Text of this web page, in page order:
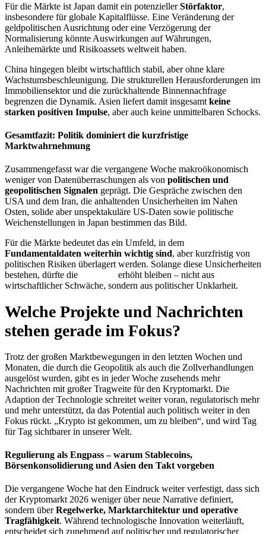
Für die Märkte ist Japan damit ein potenziellerStörfaktor,
insbesondere für globale Kapitalflüsse. Eine Veränderung der
geldpolitischen Ausrichtung oder eine Verzögerung der
Normalisierung könnte Auswirkungen auf Währungen,
Anleihemärkte und Risikoassets weltweit haben.
China hingegen bleibt wirtschaftlich stabil, aber ohne klare
Wachstumsbeschleunigung. Die strukturellen Herausforderungen im
Immobiliensektor und die zurückhaltende Binnennachfrage
begrenzen die Dynamik. Asien liefert damit insgesamt keine
starken positiven Impulse, aber auch keine unmittelbaren Schocks.
Gesamtfazit: Politik dominiert die kurzfristige
Marktwahrnehmung
Zusammengefasst war die vergangene Woche makroökonomisch
weniger von Datenüberraschungen als von politischen und
geopolitischen Signalen geprägt. Die Gespräche zwischen den
USA und dem Iran, die anhaltenden Unsicherheiten im Nahen
Osten, solide aber unspektakuläre US-Daten sowie politische
Weichenstellungen in Japan bestimmen das Bild.
Für die Märkte bedeutet das ein Umfeld, in dem
Fundamentaldaten weiterhin wichtig sind, aber kurzfristig von
politischen Risiken überlagert werden. Solange diese Unsicherheiten
bestehen, dürfte die
erhöht bleiben – nicht aus
wirtschaftlicher Schwäche, sondern aus politischer Unklarheit.
Welche Projekte und Nachrichten
stehen gerade im Fokus?
Trotz der großen Marktbewegungen in den letzten Wochen und
Monaten, die durch die Geopolitik als auch die Zollverhandlungen
ausgelöst wurden, gibt es in jeder Woche zusehends mehr
Nachrichten mit großer Tragweite für den Kryptomarkt. Die
Adaption der Technologie schreitet weiter voran, regulatorisch mehr
und mehr unterstützt, da das Potential auch politisch weiter in den
Fokus rückt. „Krypto ist gekommen, um zu bleiben“, und wird Tag
für Tag sichtbarer in unserer Welt.
Regulierung als Engpass – warum Stablecoins,
Börsenkonsolidierung und Asien den Takt vorgeben
Die vergangene Woche hat den Eindruck weiter verfestigt, dass sich
der Kryptomarkt 2026 weniger über neue Narrative definiert,
sondern überRegelwerke, Marktarchitektur und operative
Tragfähigkeit. Während technologische Innovation weiterläuft,
entscheidet sich zunehmend auf politischer und regulatorischer